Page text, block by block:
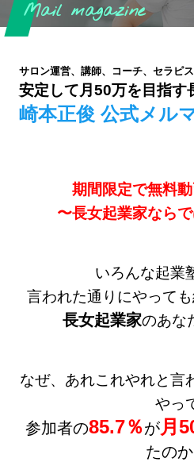
サロン運営、講師、コーチ、セラピ
安定して月50万を目指す
崎本正俊 公式メル
期間限定で無料動
〜長女起業家なら
いろんな起業
言われた通りにやって
長女起業家のあな
なぜ、あれこれやれと言
やっ
参加者の85.7％が月
たのか